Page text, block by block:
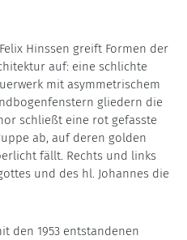
Hinssen greift Formen der
auf: eine schlichte
mit asymmetrischem
gliedern die
schließt eine rot gefasste
ab, auf deren golden
fällt. Rechts und links
und des hl. Johannes die
den 1953 entstandenen